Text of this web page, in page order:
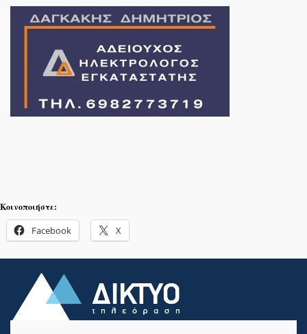
Κοινοποιήστε:
Facebook X